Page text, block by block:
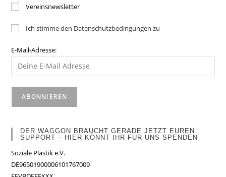
Vereinsnewsletter
Ich stimme den Datenschutzbedingungen zu
E-Mail-Adresse:
DER WAGGON BRAUCHT GERADE JETZT EUREN
SUPPORT – HIER KÖNNT IHR FÜR UNS SPENDEN
Soziale Plastik e.V.
DE96501900006101767009